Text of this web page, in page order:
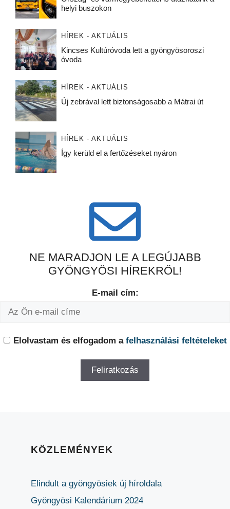
helyi buszokon
HÍREK - AKTUÁLIS
Kincses Kultúróvoda lett a gyöngyösoroszi
óvoda
HÍREK - AKTUÁLIS
Új zebrával lett biztonságosabb a Mátrai út
HÍREK - AKTUÁLIS
Így kerüld el a fertőzéseket nyáron
NE MARADJON LE A LEGÚJABB
GYÖNGYÖSI HÍREKRŐL!
E-mail cím:
Elolvastam és elfogadom a felhasználási feltételeket
KÖZLEMÉNYEK
Elindult a gyöngyösiek új híroldala
Gyöngyösi Kalendárium 2024